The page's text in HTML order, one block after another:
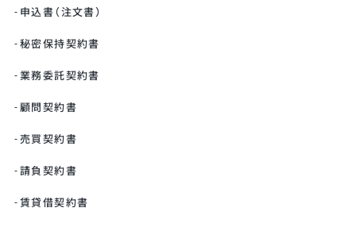
申込書（注文書）
秘密保持契約書
業務委託契約書
顧問契約書
売買契約書
請負契約書
賃貸借契約書